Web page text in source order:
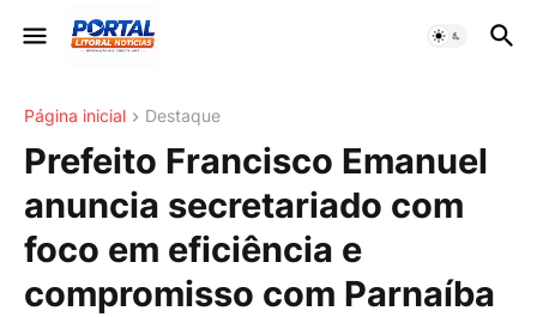
Página inicial Destaque
Prefeito Francisco Emanuel
anuncia secretariado com
foco em eficiência e
compromisso com Parnaíba